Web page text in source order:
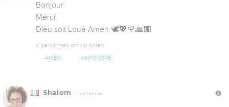
Bonjour
Merci
Dieu soit Loué Amen 🕊💖🌹🙏🏽
4 personnes ont dit Amen
AMEN RÉPONDRE
Shalom Il y a 1 année